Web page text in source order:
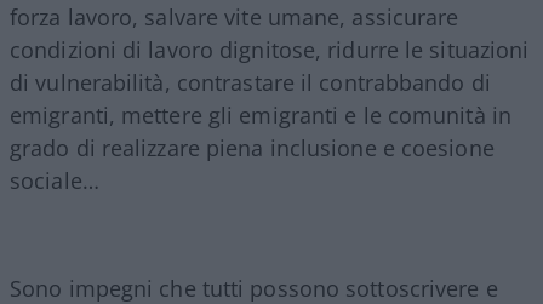
forza lavoro, salvare vite umane, assicurare
condizioni di lavoro dignitose, ridurre le situazioni
di vulnerabilità, contrastare il contrabbando di
emigranti, mettere gli emigranti e le comunità in
grado di realizzare piena inclusione e coesione
sociale…
Sono impegni che tutti possono sottoscrivere e